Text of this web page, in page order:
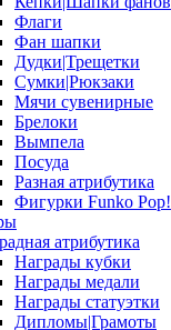
Флаги
Фан шапки
Дудки|Трещетки
Сумки|Рюкзаки
Мячи сувенирные
Брелоки
Вымпела
Посуда
Разная атрибутика
Фигурки Funko Pop!
атрибутика
Награды кубки
Награды медали
Награды статуэтки
Дипломы|Грамоты